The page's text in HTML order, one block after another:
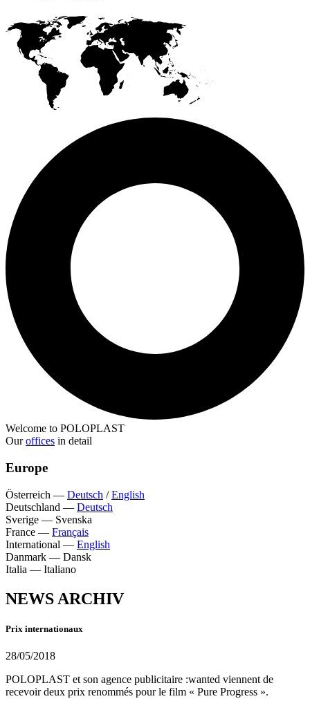
Welcome to POLOPLAST
Ouroffices in detail
Europe
Österreich — Deutsch /English
Deutschland — Deutsch
Sverige — Svenska
France — Français
International — English
Danmark — Dansk
Italia — Italiano
NEWS ARCHIV
Prix internationaux
28/05/2018
POLOPLAST et son agence publicitaire :wanted viennent de
recevoir deux prix renommés pour le film « Pure Progress ».